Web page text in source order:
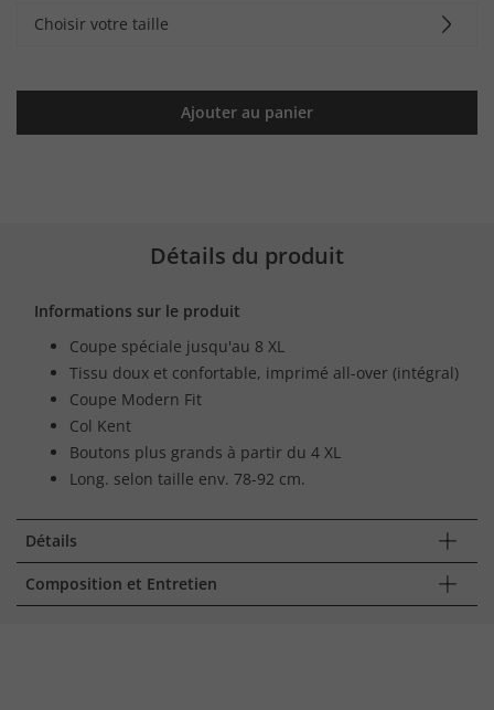
Choisir votre taille
Ajouter au panier
Détails du produit
Informations sur le produit
Coupe spéciale jusqu'au 8 XL
Tissu doux et confortable, imprimé all-over (intégral)
Coupe Modern Fit
Col Kent
Boutons plus grands à partir du 4 XL
Long. selon taille env. 78-92 cm.
Détails
Composition et Entretien